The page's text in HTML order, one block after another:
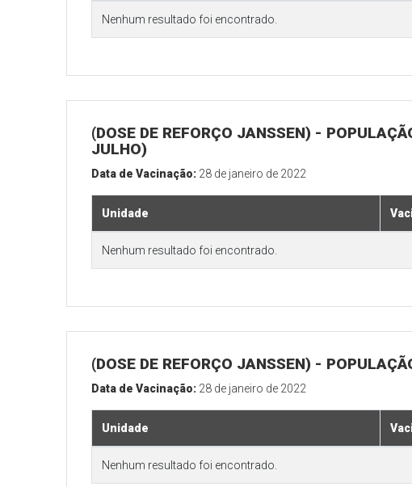
Nenhum resultado foi encontrado.
(DOSE DE REFORÇO JANSSEN) -
JULHO)
Data de Vacinação: 28 de janeiro de 2022
Unidade
Nenhum resultado foi encontrado.
(DOSE DE REFORÇO JANSSEN) -
Data de Vacinação: 28 de janeiro de 2022
Unidade
Nenhum resultado foi encontrado.